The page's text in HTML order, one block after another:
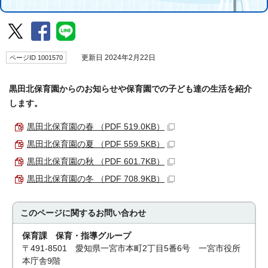
ページID 1001570 更新日 2024年2月22日
黒田北保育園からのお知らせや保育園での子ども達の生活を紹介
します。
黒田北保育園の春 （PDF 519.0KB）
黒田北保育園の夏 （PDF 559.5KB）
黒田北保育園の秋 （PDF 601.7KB）
黒田北保育園の冬 （PDF 708.9KB）
このページに関するお問い合わせ
保育課 保育・指導グループ
〒491-8501 愛知県一宮市本町2丁目5番6号 一宮市役所
本庁舎9階